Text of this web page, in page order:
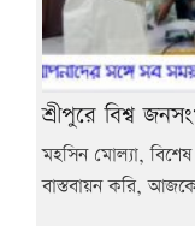
শ্রীপুরে বিশ্ব
মহসিন মোল্যা,
বাস্তবায়ন করি,